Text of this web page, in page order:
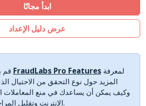
ابدأ مجانًا
عرض دليل الإعداد
FraudLabs Pro Featuresلمعرفة
المزيد حول نوع التحقق من الاحتيال
وكيف يمكن أن يساعدك في منع المعاملات
الإنترنت وتقليل المراجعات اليدوية.